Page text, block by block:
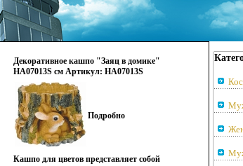
Декоративное кашпо "Заяц в домике"
HA07013S см Артикул: HA07013S
Производитель: Китай инфо 662p.
Подробно
Кашпо для цветов представляет собой